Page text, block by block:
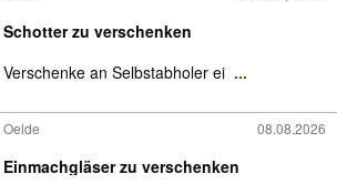
Schotter zu verschenken
Verschenke an Selbstabholer ei ...
Oelde 08.08.2026
Einmachgläser zu verschenken